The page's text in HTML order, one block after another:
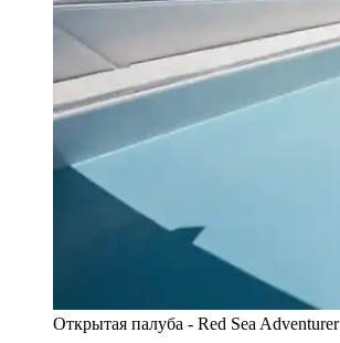
Открытая палуба - Red Sea Adventurer